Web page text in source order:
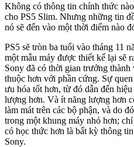
Không có thông tin chính thức
cho PS5 Slim. Nhưng những tin
nó sẽ đến vào một thời điểm nào
PS5 sẽ tròn ba tuổi vào tháng 11
một mẫu máy được thiết kế lại sẽ
Sony đã có thời gian trưởng thành
thuộc hơn với phần cứng. Sự
ưu hóa tốt hơn, từ đó dẫn đến
lượng hơn. Và ít năng lượng hơn
làm mát trên các bộ phận, và do
trong một khung máy nhỏ hơn;
có học thức hơn là bất kỳ thông
Sony.